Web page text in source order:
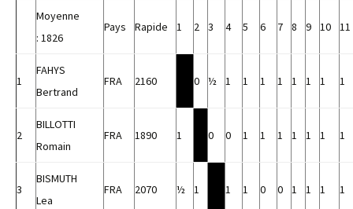
Moyenne
: 1826
Pays Rapide 1 2 3 4 5 6 7 8 9 10 11
1
FAHYS
Bertrand
FRA 2160 0 ½ 1 1 1 1 1 1 1 1
2
BILLOTTI
Romain
FRA 1890 1 0 0 1 1 1 1 1 1 1
3
BISMUTH
Lea
FRA 2070 ½ 1 1 1 0 0 1 1 1 1